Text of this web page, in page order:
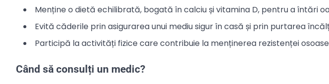
Menține o dietă echilibrată, bogată în calciu și vitamina D, pentru a întări
Evită căderile prin asigurarea unui mediu sigur în casă și prin purtarea
Participă la activități fizice care contribuie la menținerea rezistenței osoase
Când să consulți un medic?